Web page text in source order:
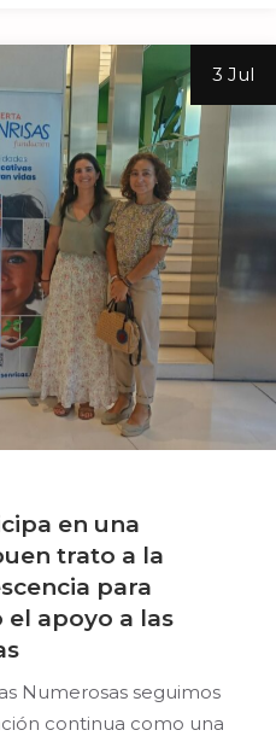
3 Jul
en una
trato a la
para
apoyo a las
Numerosas seguimos
continua como una